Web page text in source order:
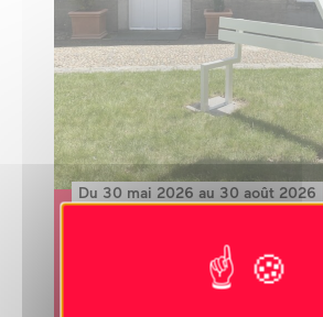
Du 30 mai 2026 au 30 août 2026
MODIFIED SOCIAL BENCH A, 2006
MODIFIED SOCIAL BENCH H, 2006